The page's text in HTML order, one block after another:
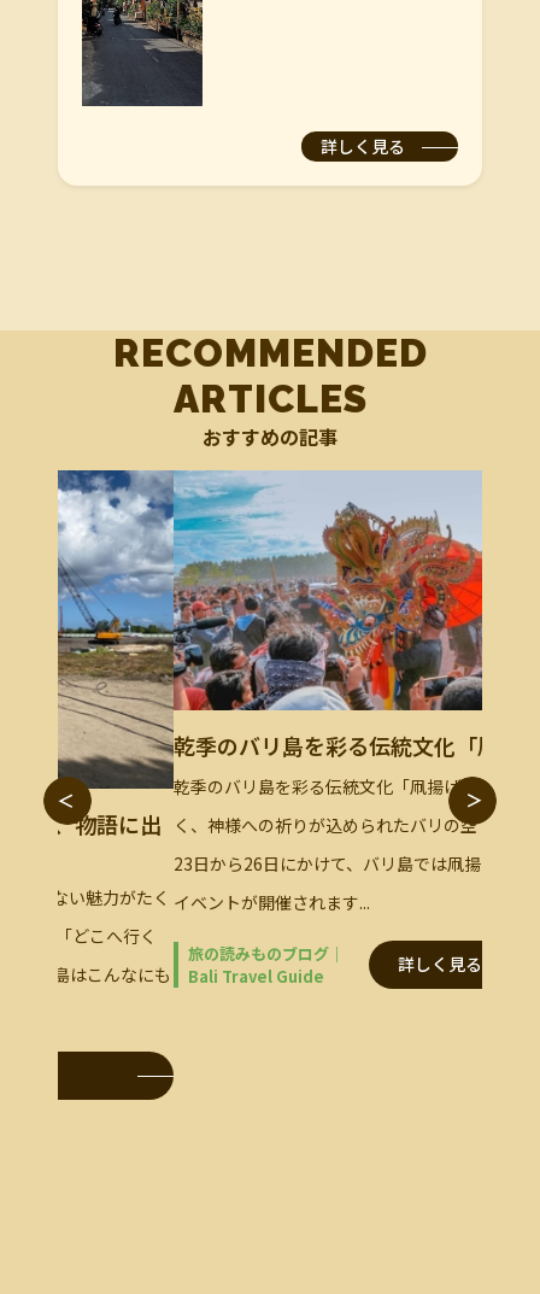
詳しく見る
RECOMMENDED
ARTICLES
おすすめの記事
乾季のバリ島を彩る伝統文化「凧揚げ」
乾季のバリ島を彩る伝統文化「凧揚げ」 遊びではな
く、神様への祈りが込められたバリの空 📅 2026年7月
23日から26日にかけて、バリ島では凧揚げに関連する
イベントが開催されます...
旅の読みものブログ｜
Bali Travel Guide
詳しく見る
バビ
バビグ